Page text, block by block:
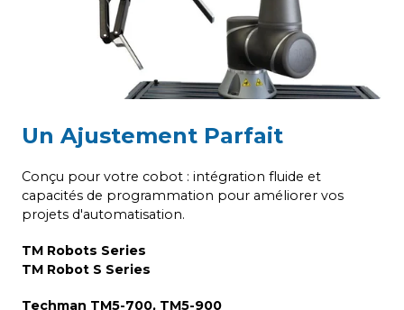
Un Ajustement Parfait
Conçu pour votre cobot : intégration fluide et
capacités de programmation pour améliorer vos
projets d'automatisation.
TM Robots Series
TM Robot S Series
Techman TM5-700, TM5-900